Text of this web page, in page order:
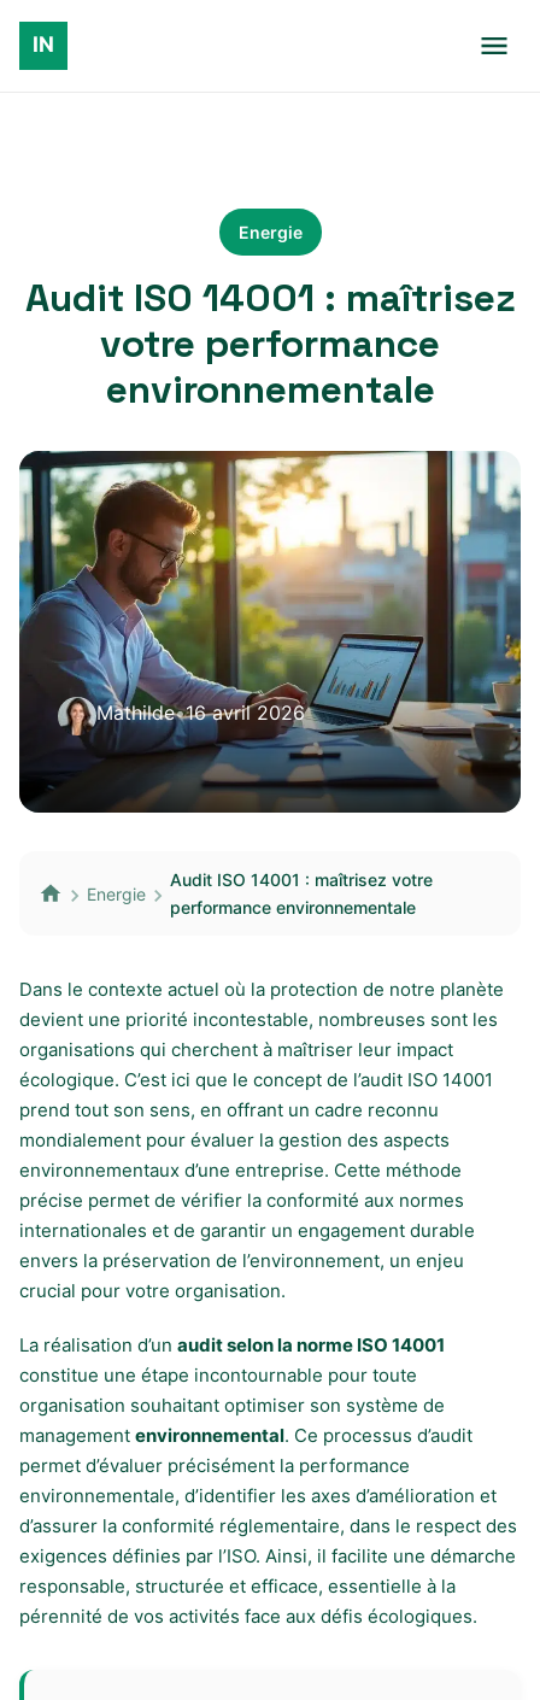
Energie
Audit ISO 14001 : maîtrisez
votre performance
environnementale
Mathilde•16 avril 2026
Energie
Audit ISO 14001 : maîtrisez votre
performance environnementale
Dans le contexte actuel où la protection de notre planète
devient une priorité incontestable, nombreuses sont les
organisations qui cherchent à maîtriser leur impact
écologique. C’est ici que le concept de l’audit ISO 14001
prend tout son sens, en offrant un cadre reconnu
mondialement pour évaluer la gestion des aspects
environnementaux d’une entreprise. Cette méthode
précise permet de vérifier la conformité aux normes
internationales et de garantir un engagement durable
envers la préservation de l’environnement, un enjeu
crucial pour votre organisation.
La réalisation d’un audit selon la norme ISO 14001
constitue une étape incontournable pour toute
organisation souhaitant optimiser son système de
management environnemental. Ce processus d’audit
permet d’évaluer précisément la performance
environnementale, d’identifier les axes d’amélioration et
d’assurer la conformité réglementaire, dans le respect des
exigences définies par l’ISO. Ainsi, il facilite une démarche
responsable, structurée et efficace, essentielle à la
pérennité de vos activités face aux défis écologiques.